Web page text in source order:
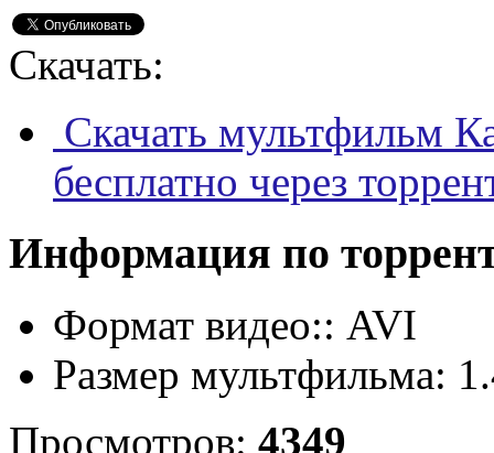
Скачать:
Скачать мультфильм
бесплатно через
Информация по
Формат видео:: AVI
Размер мультфильма:
Просмотров: 4349